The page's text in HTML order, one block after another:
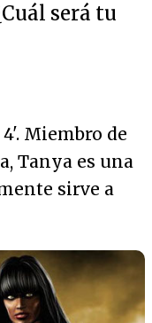
será tu
Miembro de
Tanya es una
sirve a